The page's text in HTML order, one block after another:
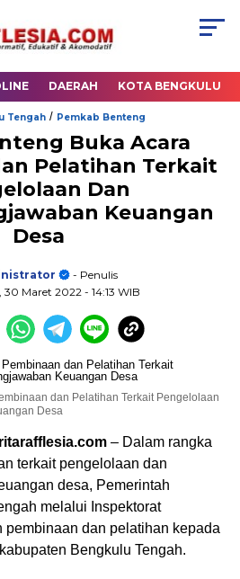
DAERAH KOTA BENGKULU
Tengah / Pemkab Benteng
Buka Acara
Pelatihan Terkait
Dan
Keuangan
Desa
- Penulis
30 Maret 2022 - 14:13 WIB
dan Pelatihan Terkait Pengelolaan
Desa
– Dalam rangka
terkait pengelolaan dan
desa, Pemerintah
melalui Inspektorat
pembinaan dan pelatihan kepada
Bengkulu Tengah.